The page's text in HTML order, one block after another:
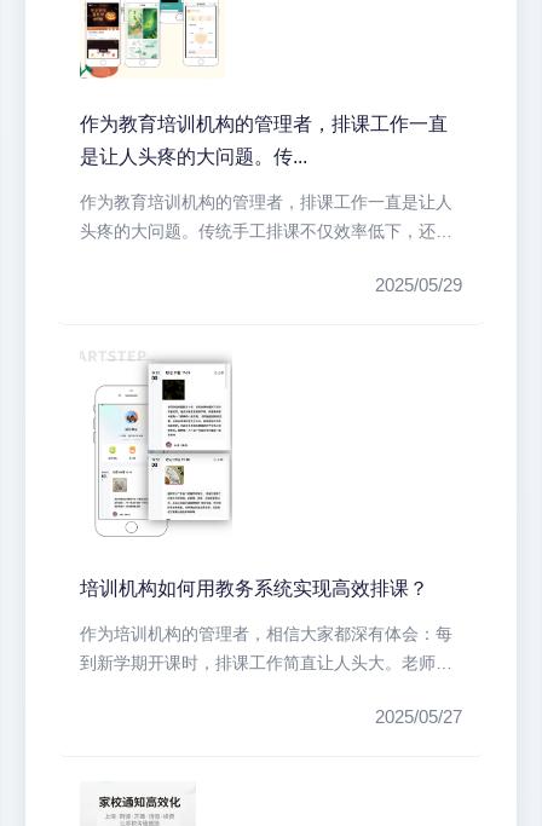
作为教育培训机构的管理者，排课工作一直
是让人头疼的大问题。传...
作为教育培训机构的管理者，排课工作一直是让人
头疼的大问题。传统手工排课不仅效率低下，还容
2025/05/29
培训机构如何用教务系统实现高效排课？
作为培训机构的管理者，相信大家都深有体会：每
到新学期开课时，排课工作简直让人头大。老师时
2025/05/27